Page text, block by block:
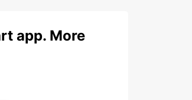
app. More